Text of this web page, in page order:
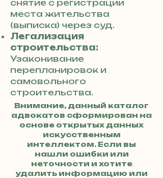
снятие с регистрации
места жительства
(выписка) через суд.
Легализация
строительства:
Узаконивание
перепланировок и
самовольного
строительства.
Внимание, данный каталог
адвокатов сформирован на
основе открытых данных
искусственным
интеллектом. Если вы
нашли ошибки или
неточности и хотите
удалить информацию или